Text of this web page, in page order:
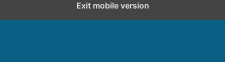
Exit mobile version